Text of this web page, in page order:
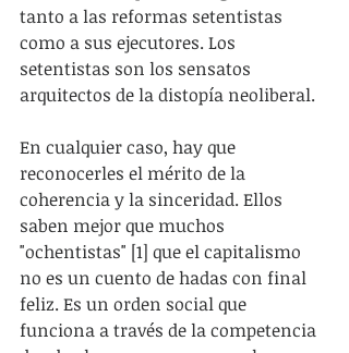
tanto a las reformas setentistas
como a sus ejecutores. Los
setentistas son los sensatos
arquitectos de la distopía neoliberal.
En cualquier caso, hay que
reconocerles el mérito de la
coherencia y la sinceridad. Ellos
saben mejor que muchos
"ochentistas" [1] que el capitalismo
no es un cuento de hadas con final
feliz. Es un orden social que
funciona a través de la competencia